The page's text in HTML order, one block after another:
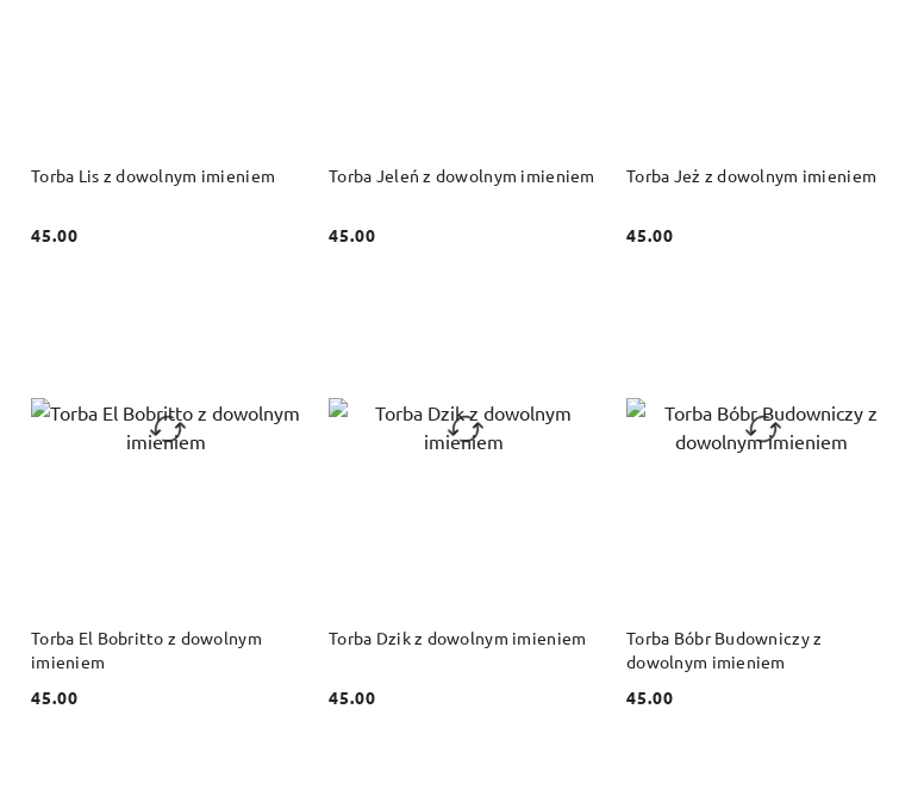
Torba Lis z dowolnym imieniem
Cena:
45.00
Torba Jeleń z dowolnym imieniem
Cena:
45.00
Torba Jeż z dowolnym imieniem
Cena:
45.00
Torba El Bobritto z dowolnym
imieniem
Cena:
45.00
Torba Dzik z dowolnym imieniem
Cena:
45.00
Torba Bóbr Budowniczy z
dowolnym imieniem
Cena:
45.00